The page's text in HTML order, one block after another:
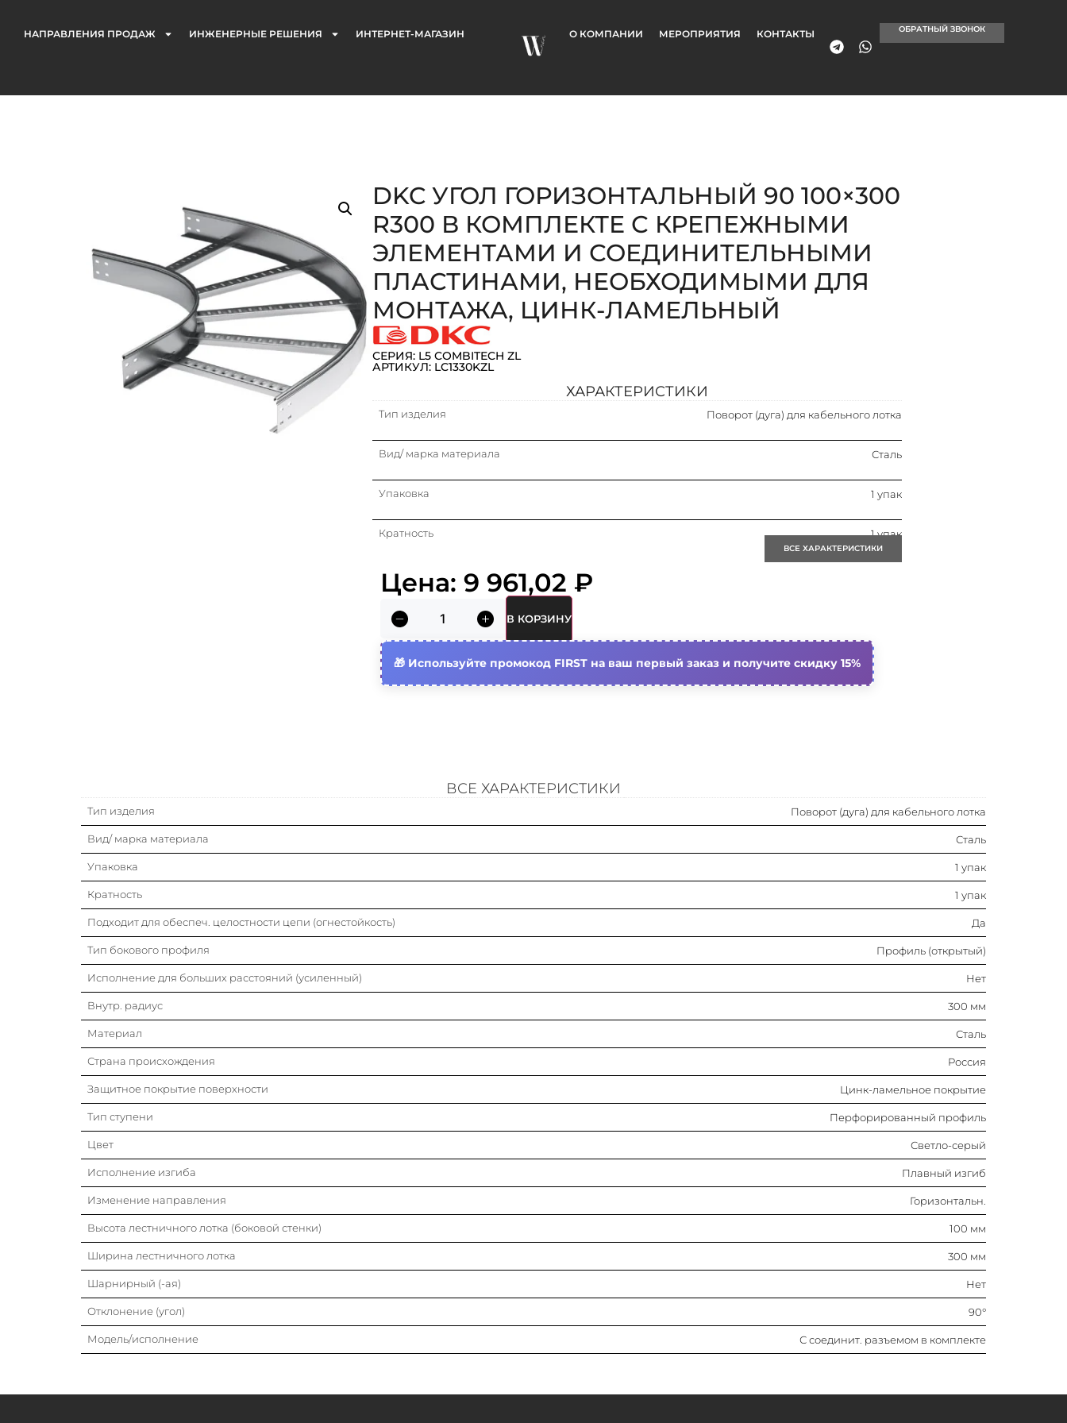
НАПРАВЛЕНИЯ ПРОДАЖ ИНЖЕНЕРНЫЕ РЕШЕНИЯ ИНТЕРНЕТ-МАГАЗИН О КОМПАНИИ МЕРОПРИЯТИЯ КОНТАКТЫ ОБРАТНЫЙ ЗВОНОК
DKC УГОЛ ГОРИЗОНТАЛЬНЫЙ 90 100×300
R300 В КОМПЛЕКТЕ С КРЕПЕЖНЫМИ
ЭЛЕМЕНТАМИ И СОЕДИНИТЕЛЬНЫМИ
ПЛАСТИНАМИ, НЕОБХОДИМЫМИ ДЛЯ
МОНТАЖА, ЦИНК-ЛАМЕЛЬНЫЙ
СЕРИЯ: L5 COMBITECH ZL
АРТИКУЛ: LC1330KZL
ХАРАКТЕРИСТИКИ
Тип изделия Поворот (дуга) для кабельного лотка
Вид/ марка материала Сталь
Упаковка 1 упак
Кратность 1 упак
Подходит для обеспеч. целостности цепи
(огнестойкость)
Тип бокового профиля
Исполнение для больших расстояний (усиленный)
Цинк-ламельное покрытие
Тип ступени Перфорированный профиль
Исполнение изгиба
Ширина лестничного лотка 300 мм
Нет
Отклонение (угол) 90°
ВСЕ ХАРАКТЕРИСТИКИ
Цена: 9 961,02 ₽
В КОРЗИНУ
Используйте промокод FIRST на ваш первый заказ и получите скидку 15%
ВСЕ ХАРАКТЕРИСТИКИ
Тип изделия Поворот (дуга) для кабельного лотка
Вид/ марка материала Сталь
Упаковка 1 упак
Кратность 1 упак
Подходит для обеспеч. целостности цепи (огнестойкость) Да
Тип бокового профиля Профиль (открытый)
Исполнение для больших расстояний (усиленный) Нет
Внутр. радиус 300 мм
Материал Сталь
Страна происхождения Россия
Защитное покрытие поверхности Цинк-ламельное покрытие
Тип ступени Перфорированный профиль
Цвет Светло-серый
Исполнение изгиба Плавный изгиб
Изменение направления Горизонтальн.
Высота лестничного лотка (боковой стенки) 100 мм
Ширина лестничного лотка 300 мм
Шарнирный (-ая) Нет
Отклонение (угол) 90°
Модель/исполнение С соединит. разъемом в комплекте